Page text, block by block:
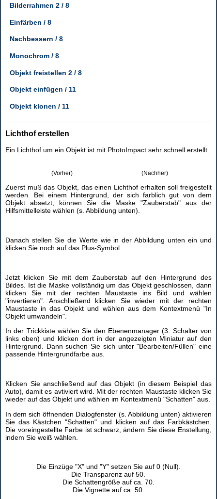
Bilderrahmen 2 / 8
Einfärben / 8
Nachbessern / 8
Monochrom / 8
Objekt freistellen 2 / 8
Objekt einfügen / 11
Objekt klonen / 11
Lichthof erstellen
Ein Lichthof um ein Objekt ist mit PhotoImpact sehr schnell erstellt.
(Vorher) (Nachher)
Zuerst muß das Objekt, das einen Lichthof erhalten soll freigestellt
werden. Bei einem Hintergrund, der sich farblich gut von dem
Objekt absetzt, können Sie die Maske "Zauberstab" aus der
Hilfsmittelleiste wählen (s. Abbildung unten).
Danach stellen Sie die Werte wie in der Abbildung unten ein und
klicken Sie noch auf das Plus-Symbol.
Jetzt klicken Sie mit dem Zauberstab auf den Hintergrund des
Bildes. Ist die Maske vollständig um das Objekt geschlossen, dann
klicken Sie mit der rechten Maustaste ins Bild und wählen
"invertieren". Anschließend klicken Sie wieder mit der rechten
Maustaste in das Objekt und wählen aus dem Kontextmenü "In
Objekt umwandeln".
In der Trickkiste wählen Sie den Ebenenmanager (3. Schalter von
links oben) und klicken dort in der angezeigten Miniatur auf den
Hintergrund. Dann suchen Sie sich unter "Bearbeiten/Füllen" eine
passende Hintergrundfarbe aus.
Klicken Sie anschließend auf das Objekt (in diesem Beispiel das
Auto), damit es avtiviert wird. Mit der rechten Maustaste klicken Sie
wieder auf das Objekt und wählen im Kontextmenü "Schatten" aus.
In dem sich öffnenden Dialogfenster (s. Abbildung unten) aktivieren
Sie das Kästchen "Schatten" und klicken auf das Farbkästchen.
Die voreingestellte Farbe ist schwarz, ändern Sie diese Enstellung,
indem Sie weiß wählen.
Die Einzüge "X" und "Y" setzen Sie auf 0 (Null).
Die Transparenz auf 50.
Die Schattengröße auf ca. 70.
Die Vignette auf ca. 50.